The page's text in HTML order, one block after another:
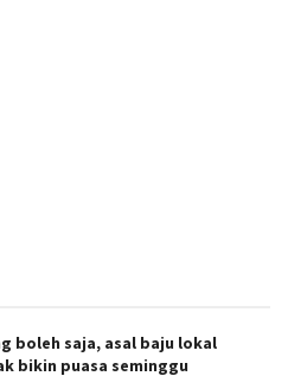
boleh saja, asal baju lokal
bikin puasa seminggu